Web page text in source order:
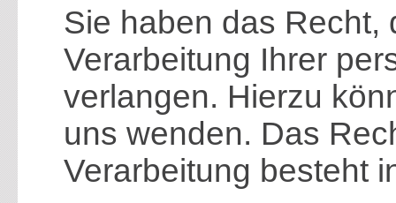
Sie haben das Recht,
Verarbeitung Ihrer
verlangen. Hierzu
uns wenden. Das
Verarbeitung besteht